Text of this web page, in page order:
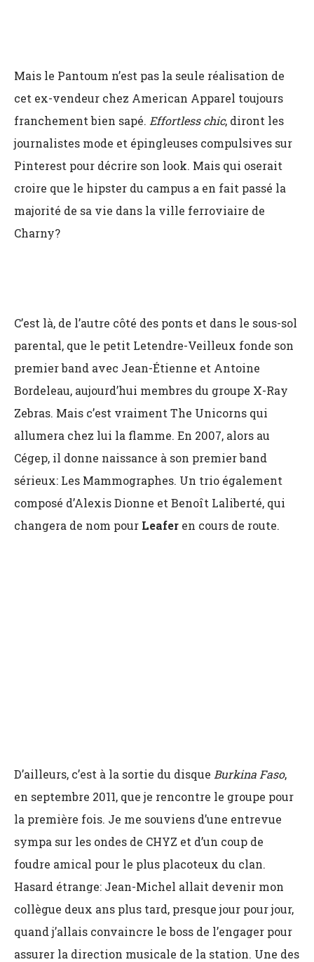
Mais le Pantoum n’est pas la seule réalisation de
cet ex-vendeur chez American Apparel toujours
franchement bien sapé. Effortless chic, diront les
journalistes mode et épingleuses compulsives sur
Pinterest pour décrire son look. Mais qui oserait
croire que le hipster du campus a en fait passé la
majorité de sa vie dans la ville ferroviaire de
Charny?
C’est là, de l’autre côté des ponts et dans le sous-sol
parental, que le petit Letendre-Veilleux fonde son
premier band avec Jean-Étienne et Antoine
Bordeleau, aujourd’hui membres du groupe X-Ray
Zebras. Mais c’est vraiment The Unicorns qui
allumera chez lui la flamme. En 2007, alors au
Cégep, il donne naissance à son premier band
sérieux: Les Mammographes. Un trio également
composé d’Alexis Dionne et Benoît Laliberté, qui
changera de nom pour Leafer en cours de route.
D’ailleurs, c’est à la sortie du disque Burkina Faso,
en septembre 2011, que je rencontre le groupe pour
la première fois. Je me souviens d’une entrevue
sympa sur les ondes de CHYZ et d’un coup de
foudre amical pour le plus placoteux du clan.
Hasard étrange: Jean-Michel allait devenir mon
collègue deux ans plus tard, presque jour pour jour,
quand j’allais convaincre le boss de l’engager pour
assurer la direction musicale de la station. Une des